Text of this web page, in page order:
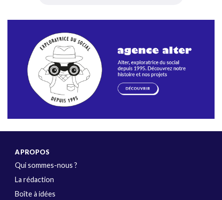
A PROPOS
Qui sommes-nous ?
La rédaction
Boîte à idées